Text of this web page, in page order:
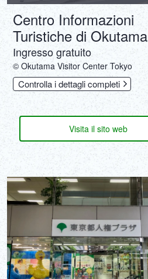
Centro Informazioni
Turistiche di Okutama
Ingresso gratuito
© Okutama Visitor Center Tokyo
Controlla i dettagli completi
Visita il sito web